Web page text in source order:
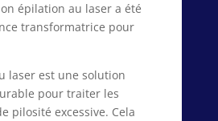
épilation au laser a été
transformatrice pour
laser est une solution
pour traiter les
pilosité excessive. Cela